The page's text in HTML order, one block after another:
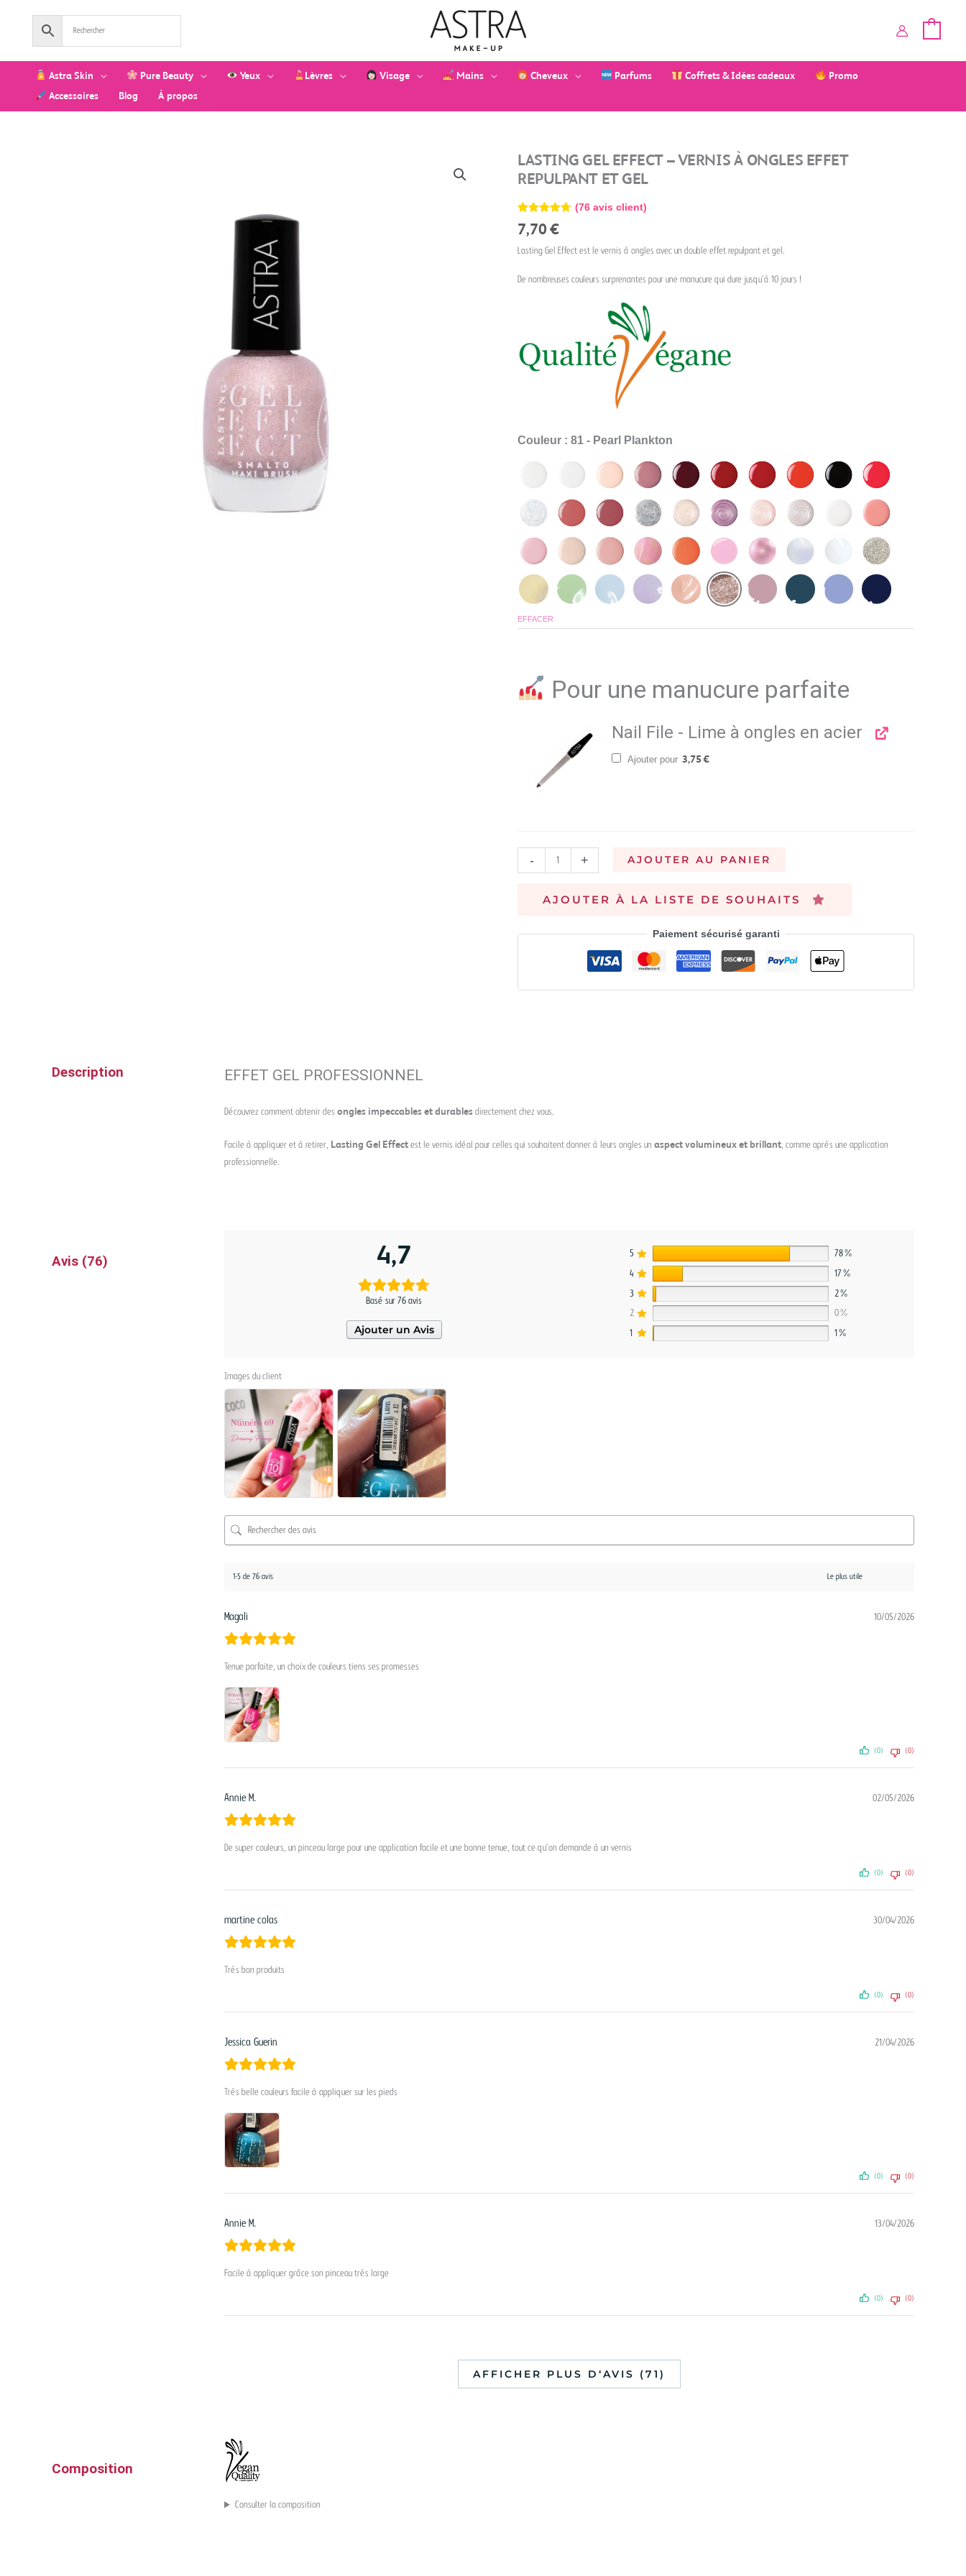
Astra Skin Pure Beauty Yeux Lèvres Visage Mains Cheveux Parfums Coffrets & Idées cadeaux
Promo
Accessoires
Blog À propos
LASTING GEL EFFECT – VERNIS À ONGLES EFFET
REPULPANT ET GEL
Noté 4.72
sur 5
76
notations
(76avis client)
7,70€
Lasting Gel Effect est le vernis à ongles avec un double effet repulpant et gel.
De nombreuses couleurs surprenantes pour une manucure qui dure jusqu’à 10 jours !
Couleur : 81 - Pearl Plankton
EFFACER
Pour une manucure parfaite
Nail File - Lime à ongles en acier
Ajouter pour 3,75€
-
quantité
de
Lasting
Gel
Effect
-
Vernis
ongles
+ AJOUTER AU PANIER
AJOUTER À LA LISTE DE SOUHAITS
Paiement sécurisé garanti
Description EFFET GEL PROFESSIONNEL
Découvrez comment obtenir des ongles impeccables et durables directement chez vous.
Facile à appliquer et à retirer, Lasting Gel Effect est le vernis idéal pour celles qui souhaitent donner à leurs ongles un aspect volumineux et brillant, comme après une application
professionnelle.
Avis (76) 4,7
Basé sur 76 avis
Ajouter un Avis
5
78%
4
17%
3
2%
2
0%
1
1%
Images du client
1-5 de 76 avis
Magali 10/05/2026
Tenue parfaite, un choix de couleurs tiens ses promesses
(0) (0)
Annie M. 02/05/2026
De super couleurs, un pinceau large pour une application facile et une bonne tenue, tout ce qu’on demande à un vernis
(0) (0)
martine colas 30/04/2026
Très bon produits
(0) (0)
Jessica Guerin 21/04/2026
Très belle couleurs facile à appliquer sur les pieds
(0) (0)
Annie M. 13/04/2026
Facile à appliquer grâce son pinceau très large
(0) (0)
AFFICHER PLUS D‘AVIS (71)
Composition
Consulter la composition